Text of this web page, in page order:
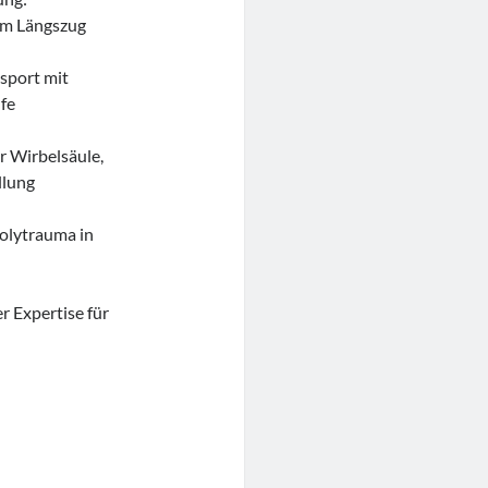
Längszug
mit
Wirbelsäule,
in
Expertise für